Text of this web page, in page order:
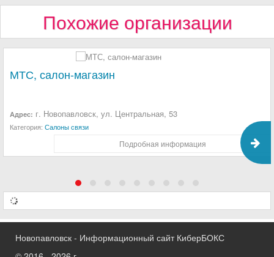
Похожие организации
МТС, салон-магазин
Адрес: г. Новопавловск, ул. Центральная, 53
Категория: Салоны связи
Подробная информация
Новопавловск - Информационный сайт КиберБОКС